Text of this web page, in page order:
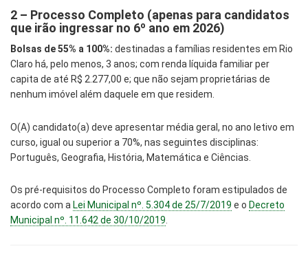
2 – Processo Completo (apenas para candidatos
que irão ingressar no 6º ano em 2026)
Bolsas de 55% a 100%: destinadas a famílias residentes em Rio
Claro há, pelo menos, 3 anos; com renda líquida familiar per
capita de até R$ 2.277,00 e; que não sejam proprietárias de
nenhum imóvel além daquele em que residem.
O(A) candidato(a) deve apresentar média geral, no ano letivo em
curso, igual ou superior a 70%, nas seguintes disciplinas:
Português, Geografia, História, Matemática e Ciências.
Os pré-requisitos do Processo Completo foram estipulados de
acordo com a Lei Municipal nº. 5.304 de 25/7/2019 e o Decreto
Municipal nº. 11.642 de 30/10/2019